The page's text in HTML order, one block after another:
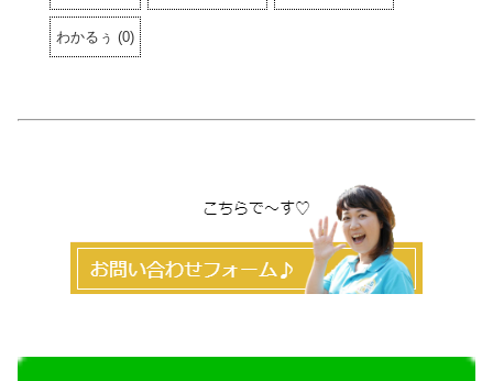
わかるぅ (0)